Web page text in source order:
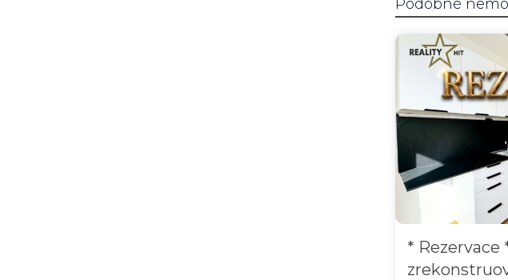
Podobné
* Rezervace